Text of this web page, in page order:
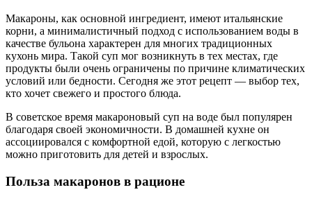
Макароны, как основной ингредиент, имеют итальянские
корни, а минималистичный подход с использованием воды в
качестве бульона характерен для многих традиционных
кухонь мира. Такой суп мог возникнуть в тех местах, где
продукты были очень ограничены по причине климатических
условий или бедности. Сегодня же этот рецепт — выбор тех,
кто хочет свежего и простого блюда.
В советское время макароновый суп на воде был популярен
благодаря своей экономичности. В домашней кухне он
ассоциировался с комфортной едой, которую с легкостью
можно приготовить для детей и взрослых.
Польза макаронов в рационе